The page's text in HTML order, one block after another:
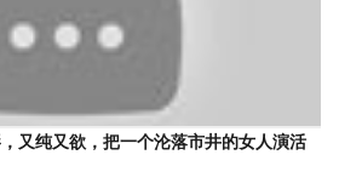
又纯又欲，把一个沦落市井的女人演活